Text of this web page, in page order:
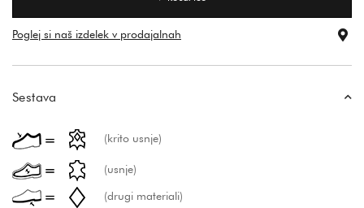
Poglej si naš izdelek v prodajalnah
Sestava
(krito usnje)
(usnje)
(drugi materiali)